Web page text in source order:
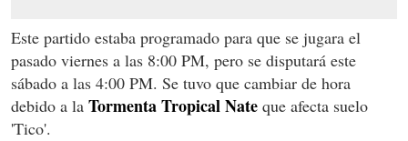
Este partido estaba programado para que se jugara el
pasado viernes a las 8:00 PM, pero se disputará este
sábado a las 4:00 PM. Se tuvo que cambiar de hora
debido a la Tormenta Tropical Nate que afecta suelo
'Tico'.